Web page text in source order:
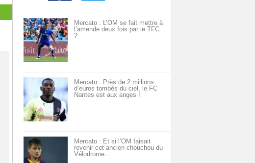
Mercato : L’OM se fait mettre à
l’amende deux fois par le TFC
?
Mercato : Près de 2 millions
d’euros tombés du ciel, le FC
Nantes est aux anges !
Mercato : Et si l’OM faisait
revenir cet ancien chouchou du
Vélodrome…